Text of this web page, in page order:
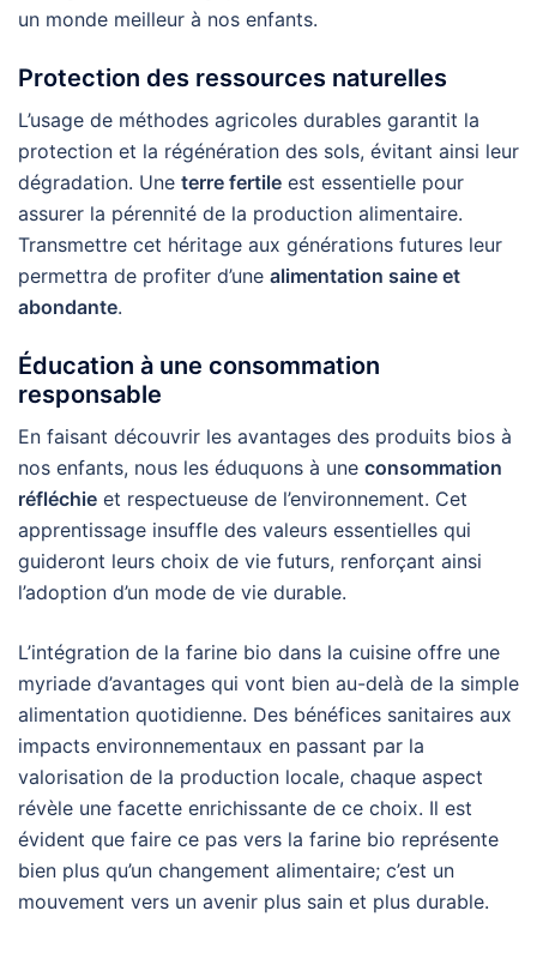
un monde meilleur à nos enfants.
Protection des ressources naturelles
L’usage de méthodes agricoles durables garantit la
protection et la régénération des sols, évitant ainsi leur
dégradation. Une terre fertile est essentielle pour
assurer la pérennité de la production alimentaire.
Transmettre cet héritage aux générations futures leur
permettra de profiter d’une alimentation saine et
abondante.
Éducation à une consommation
responsable
En faisant découvrir les avantages des produits bios à
nos enfants, nous les éduquons à une consommation
réfléchie et respectueuse de l’environnement. Cet
apprentissage insuffle des valeurs essentielles qui
guideront leurs choix de vie futurs, renforçant ainsi
l’adoption d’un mode de vie durable.
L’intégration de la farine bio dans la cuisine offre une
myriade d’avantages qui vont bien au-delà de la simple
alimentation quotidienne. Des bénéfices sanitaires aux
impacts environnementaux en passant par la
valorisation de la production locale, chaque aspect
révèle une facette enrichissante de ce choix. Il est
évident que faire ce pas vers la farine bio représente
bien plus qu’un changement alimentaire; c’est un
mouvement vers un avenir plus sain et plus durable.